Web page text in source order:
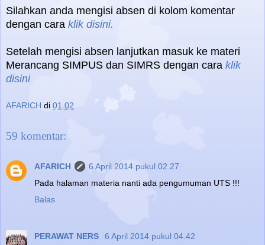
Silahkan anda mengisi absen di kolom komentar
dengan cara klik disini.
Setelah mengisi absen lanjutkan masuk ke materi
Merancang SIMPUS dan SIMRS dengan cara klik
disini
AFARICH di 01.02
59 komentar:
AFARICH
6 April 2014 pukul 02.27
Pada halaman materia nanti ada pengumuman UTS !!!
Balas
PERAWAT NERS
6 April 2014 pukul 04.42